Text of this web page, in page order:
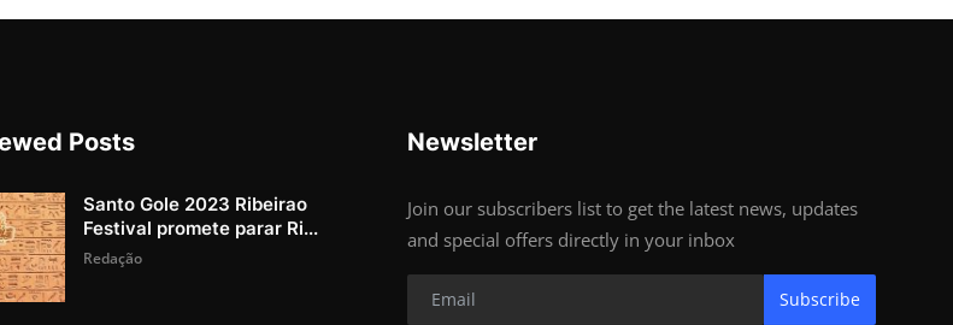
Posts
Santo Gole 2023 Ribeirao
Festival promete parar Ri...
Redação
Newsletter
Join our subscribers list to get the latest news, updates
and special offers directly in your inbox
Subscribe